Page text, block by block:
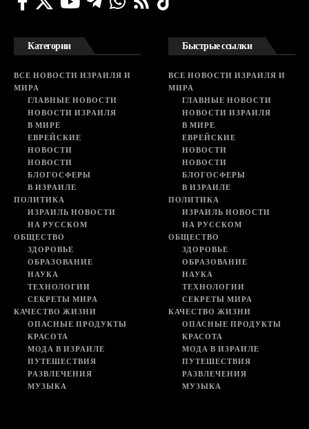
Категории
ВСЕ НОВОСТИ ИЗРАИЛЯ И
МИРА
ГЛАВНЫЕ НОВОСТИ
НОВОСТИ ИЗРАИЛЯ
В МИРЕ
ЕВРЕЙСКИЕ
НОВОСТИ
НОВОСТИ
БЛОГОСФЕРЫ
В ИЗРАИЛЕ
ПОЛИТИКА
ИЗРАИЛЬ НОВОСТИ
НА РУССКОМ
ОБЩЕСТВО
ЗДОРОВЬЕ
ОБРАЗОВАНИЕ
НАУКА
ТЕХНОЛОГИИ
СЕКРЕТЫ МИРА
КАЧЕСТВО ЖИЗНИ
ОПАСНЫЕ ПРОДУКТЫ
КРАСОТА
МОДА В ИЗРАИЛЕ
ПУТЕШЕСТВИЯ
РАЗВЛЕЧЕНИЯ
МУЗЫКА
Быстрые ссылки
ВСЕ НОВОСТИ ИЗРАИЛЯ И
МИРА
ГЛАВНЫЕ НОВОСТИ
НОВОСТИ ИЗРАИЛЯ
В МИРЕ
ЕВРЕЙСКИЕ
НОВОСТИ
НОВОСТИ
БЛОГОСФЕРЫ
В ИЗРАИЛЕ
ПОЛИТИКА
ИЗРАИЛЬ НОВОСТИ
НА РУССКОМ
ОБЩЕСТВО
ЗДОРОВЬЕ
ОБРАЗОВАНИЕ
НАУКА
ТЕХНОЛОГИИ
СЕКРЕТЫ МИРА
КАЧЕСТВО ЖИЗНИ
ОПАСНЫЕ ПРОДУКТЫ
КРАСОТА
МОДА В ИЗРАИЛЕ
ПУТЕШЕСТВИЯ
РАЗВЛЕЧЕНИЯ
МУЗЫКА